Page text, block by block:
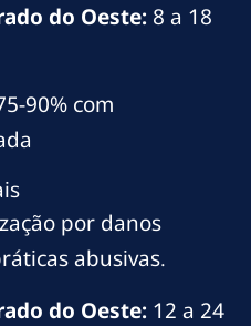
do Oeste: 8 a 18
90% com
por danos
abusivas.
do Oeste: 12 a 24